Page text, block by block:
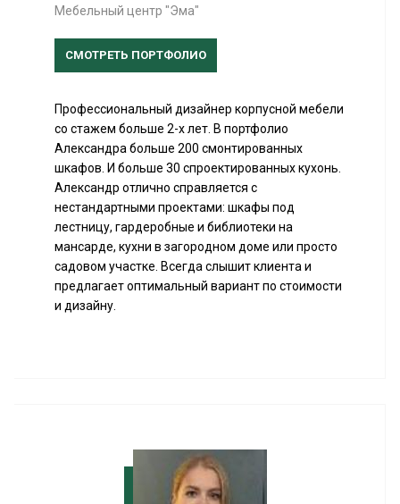
Мебельный центр "Эма"
СМОТРЕТЬ ПОРТФОЛИО
Профессиональный дизайнер корпусной мебели
со стажем больше 2-х лет. В портфолио
Александра больше 200 смонтированных
шкафов. И больше 30 спроектированных кухонь.
Александр отлично справляется с
нестандартными проектами: шкафы под
лестницу, гардеробные и библиотеки на
мансарде, кухни в загородном доме или просто
садовом участке. Всегда слышит клиента и
предлагает оптимальный вариант по стоимости
и дизайну.